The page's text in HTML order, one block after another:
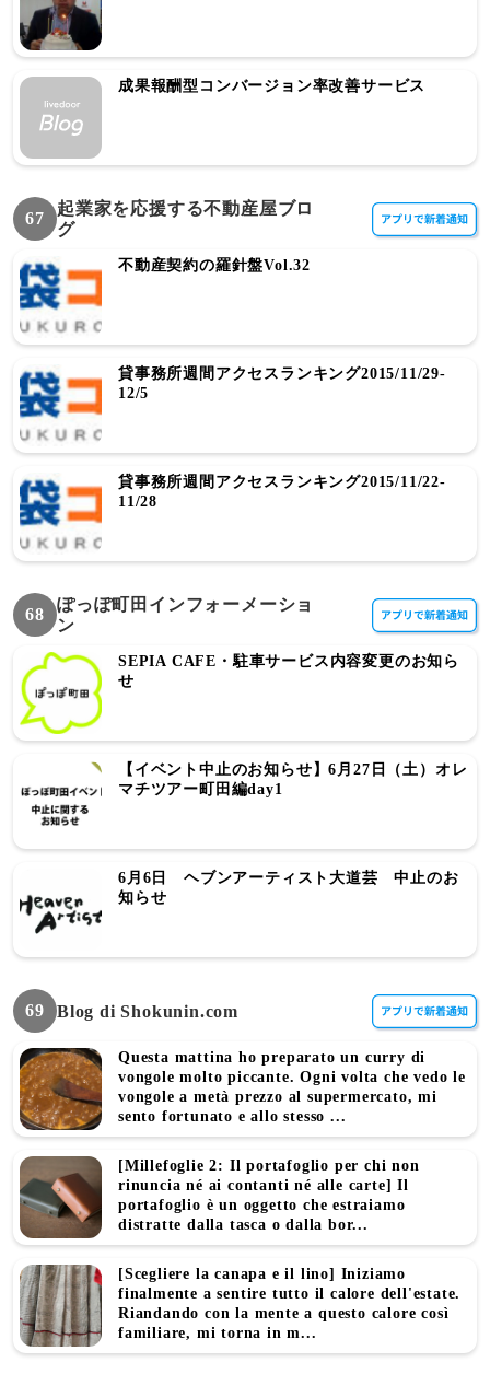
成果報酬型コンバージョン率改善サービス
67
起業家を応援する不動産屋ブロ
グ
不動産契約の羅針盤Vol.32
貸事務所週間アクセスランキング2015/11/29-
12/5
貸事務所週間アクセスランキング2015/11/22-
11/28
68
ぽっぽ町田インフォーメーショ
ン
SEPIA CAFE・駐車サービス内容変更のお知ら
せ
【イベント中止のお知らせ】6月27日（土）オレ
マチツアー町田編day1
6月6日 ヘブンアーティスト大道芸 中止のお
知らせ
69 Blog di Shokunin.com
Questa mattina ho preparato un curry di
vongole molto piccante. Ogni volta che vedo le
vongole a metà prezzo al supermercato, mi
sento fortunato e allo stesso ...
[Millefoglie 2: Il portafoglio per chi non
rinuncia né ai contanti né alle carte] Il
portafoglio è un oggetto che estraiamo
distratte dalla tasca o dalla bor...
[Scegliere la canapa e il lino] Iniziamo
finalmente a sentire tutto il calore dell'estate.
Riandando con la mente a questo calore così
familiare, mi torna in m...